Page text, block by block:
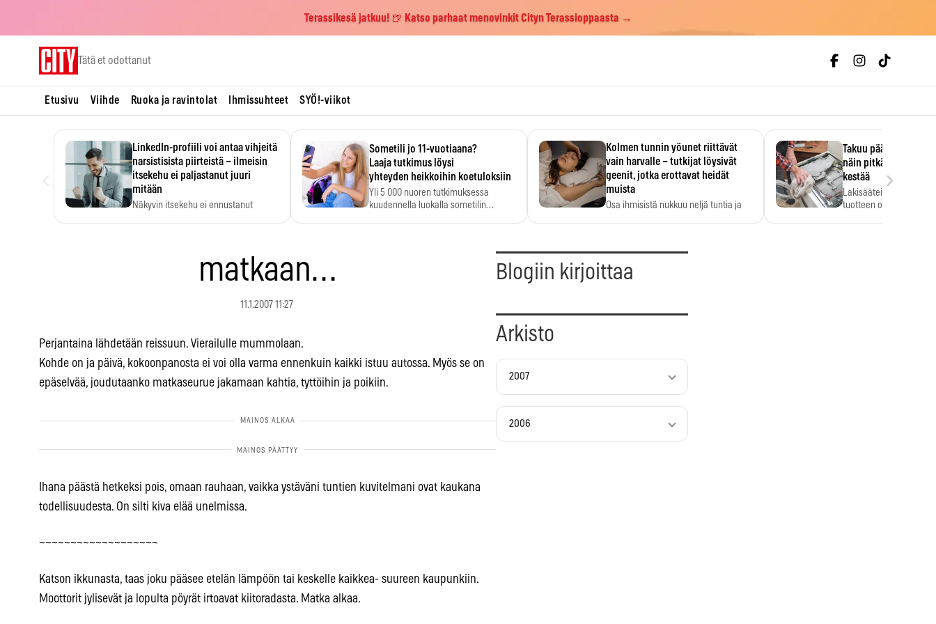
Terassikesä jatkuu! 🍺 Katso parhaat menovinkit Cityn Terassioppaasta →
Tätä et odottanut
Etusivu Viihde Ruoka ja ravintolat Ihmissuhteet SYÖ!-viikot
LinkedIn-profiili voi antaa vihjeitä
narsistisista piirteistä – ilmeisin
itsekehu ei paljastanut juuri
mitään
Näkyvin itsekehu ei ennustanut
Sometili jo 11-vuotiaana?
Laaja tutkimus löysi
yhteyden heikkoihin koetuloksiin
Yli 5 000 nuoren tutkimuksessa
kuudennella luokalla sometilin…
Kolmen tunnin yöunet riittävät
vain harvalle – tutkijat löysivät
geenit, jotka erottavat heidät
muista
Osa ihmisistä nukkuu neljä tuntia ja
Takuu päättyi,
näin pitkään
kestää
Lakisääteinen
tuotteen oletetun
›
matkaan…
11.1.2007 11:27
Perjantaina lähdetään reissuun. Vierailulle mummolaan.
Kohde on ja päivä, kokoonpanosta ei voi olla varma ennenkuin kaikki istuu autossa. Myös se on
epäselvää, joudutaanko matkaseurue jakamaan kahtia, tyttöihin ja poikiin.
Ihana päästä hetkeksi pois, omaan rauhaan, vaikka ystäväni tuntien kuvitelmani ovat kaukana
todellisuudesta. On silti kiva elää unelmissa.
~~~~~~~~~~~~~~~~~~~
Katson ikkunasta, taas joku pääsee etelän lämpöön tai keskelle kaikkea- suureen kaupunkiin.
Moottorit jylisevät ja lopulta pöyrät irtoavat kiitoradasta. Matka alkaa.
Blogiin kirjoittaa
Arkisto
2007
2006